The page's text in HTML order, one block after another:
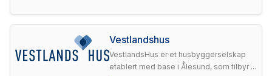
Vestlandshus
VestlandsHus er et husbyggerselskap
etablert med base i Ålesund, som tilbyr ...